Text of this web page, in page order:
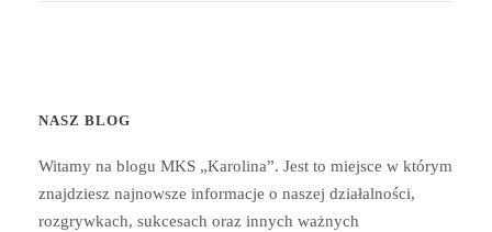
NASZ BLOG
Witamy na blogu MKS „Karolina”. Jest to miejsce w którym
znajdziesz najnowsze informacje o naszej działalności,
rozgrywkach, sukcesach oraz innych ważnych